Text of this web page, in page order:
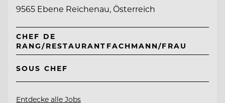
9565 Ebene Reichenau, Österreich
CHEF DE
RANG/RESTAURANTFACHMANN/FRAU
SOUS CHEF
Entdecke alle Jobs